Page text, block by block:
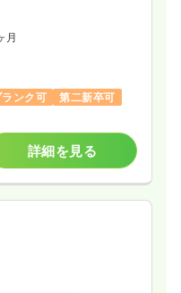
月
ランク可
第二新卒可
詳細を見る